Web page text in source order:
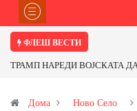
ФЛЕШ ВЕСТИ
ВОЈСКАТА ДА
со антимонот?
Дома Ново Село